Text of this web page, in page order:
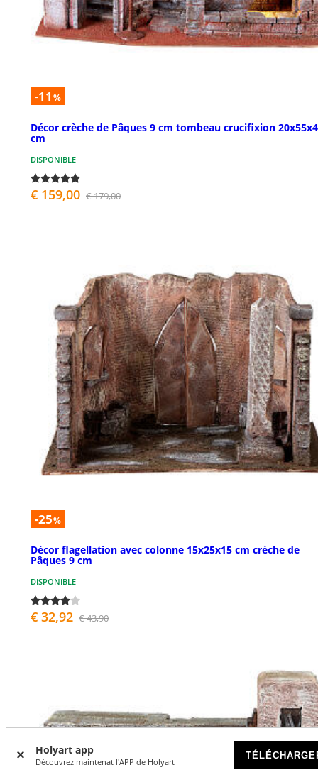
Holyart app
Découvrez maintenat l'APP de Holyart
-11 %
Décor crèche de Pâques 9 cm tombeau crucifixion
cm
DISPONIBLE
€ 159,00 € 179,00
-25%
Décor flagellation avec colonne 15x25x15 cm crèche de
Pâques 9 cm
DISPONIBLE
€ 32,92 € 43,90